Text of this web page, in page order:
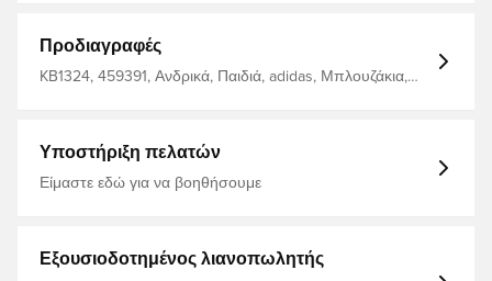
Προδιαγραφές
KB1324, 459391, Ανδρικά, Παιδιά, adidas, Μπλουζάκια,
Υποστήριξη πελατών
Είμαστε εδώ για να βοηθήσουμε
Εξουσιοδοτημένος λιανοπωλητής